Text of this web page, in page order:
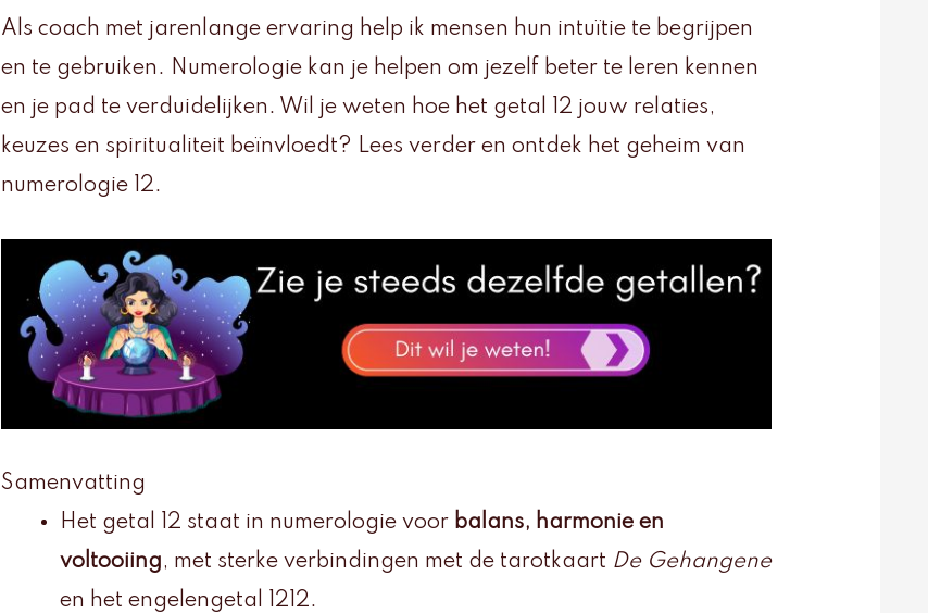
Als coach met jarenlange ervaring help ik mensen hun intuïtie te begrijpen
en te gebruiken. Numerologie kan je helpen om jezelf beter te leren kennen
en je pad te verduidelijken. Wil je weten hoe het getal 12 jouw relaties,
keuzes en spiritualiteit beïnvloedt? Lees verder en ontdek het geheim van
numerologie 12.
Samenvatting
Het getal 12 staat in numerologie voor balans, harmonie en
voltooiing, met sterke verbindingen met de tarotkaart De Gehangene
en het engelengetal 1212.